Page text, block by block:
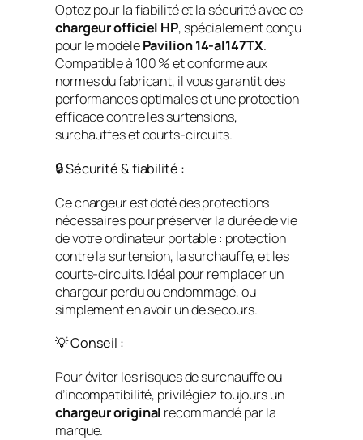
Optez pour la fiabilité et la sécurité avec ce
chargeur officiel HP, spécialement conçu
pour le modèlePavilion 14-al147TX.
Compatible à 100 % et conforme aux
normes du fabricant, il vous garantit des
performances optimales et une protection
efficace contre les surtensions,
surchauffes et courts-circuits.
🔒 Sécurité & fiabilité :
Ce chargeur est doté des protections
nécessaires pour préserver la durée de vie
de votre ordinateur portable : protection
contre la surtension, la surchauffe, et les
courts-circuits. Idéal pour remplacer un
chargeur perdu ou endommagé, ou
simplement en avoir un de secours.
💡 Conseil :
Pour éviter les risques de surchauffe ou
d’incompatibilité, privilégiez toujours un
chargeur original recommandé par la
marque.